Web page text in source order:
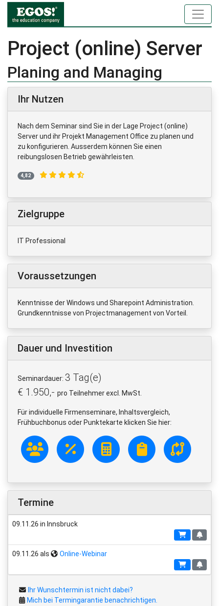
Project (online) Server
Planing and Managing
Ihr Nutzen
Nach dem Seminar sind Sie in der Lage Project (online)
Server und ihr Projekt Management Office zu planen und
zu konfigurieren. Ausserdem können Sie einen
reibungslosen Betrieb gewährleisten.
4,82
Zielgruppe
IT Professional
Voraussetzungen
Kenntnisse der Windows und Sharepoint Administration.
Grundkenntnisse von Projectmanagement von Vorteil.
Dauer und Investition
Seminardauer: 3 Tag(e)
€ 1.950,- pro Teilnehmer excl. MwSt.
Für individuelle Firmenseminare, Inhaltsvergleich,
Frühbuchbonus oder Punktekarte klicken Sie hier:
Termine
09.11.26 in Innsbruck
09.11.26 als Online-Webinar
Ihr Wunschtermin ist nicht dabei?
Mich bei Termingarantie benachrichtigen.